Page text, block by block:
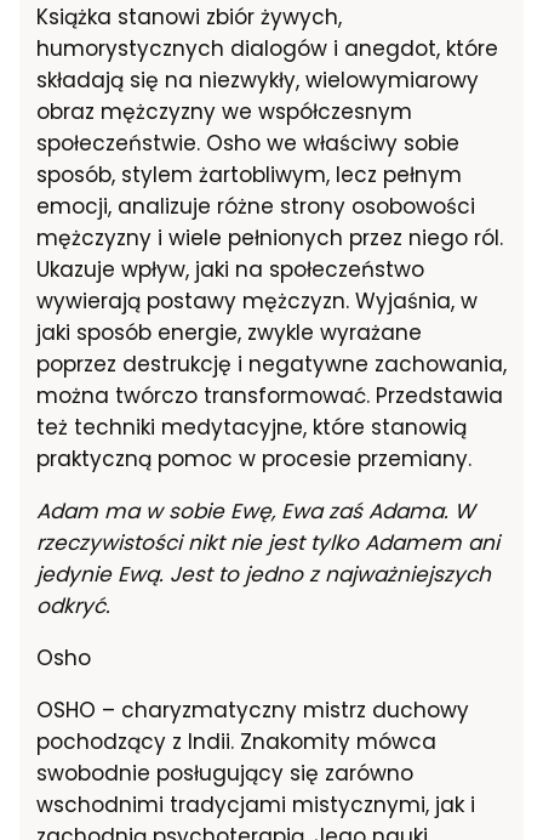
Książka stanowi zbiór żywych,
humorystycznych dialogów i anegdot, które
składają się na niezwykły, wielowymiarowy
obraz mężczyzny we współczesnym
społeczeństwie. Osho we właściwy sobie
sposób, stylem żartobliwym, lecz pełnym
emocji, analizuje różne strony osobowości
mężczyzny i wiele pełnionych przez niego ról.
Ukazuje wpływ, jaki na społeczeństwo
wywierają postawy mężczyzn. Wyjaśnia, w
jaki sposób energie, zwykle wyrażane
poprzez destrukcję i negatywne zachowania,
można twórczo transformować. Przedstawia
też techniki medytacyjne, które stanowią
praktyczną pomoc w procesie przemiany.
Adam ma w sobie Ewę, Ewa zaś Adama. W
rzeczywistości nikt nie jest tylko Adamem ani
jedynie Ewą. Jest to jedno z najważniejszych
odkryć.
Osho
OSHO – charyzmatyczny mistrz duchowy
pochodzący z Indii. Znakomity mówca
swobodnie posługujący się zarówno
wschodnimi tradycjami mistycznymi, jak i